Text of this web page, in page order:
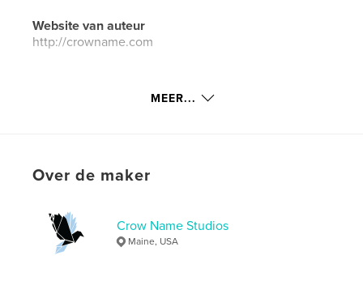
Website van auteur
http://crowname.com
kenmerken / functionaliteiten &
Projectoptie:US Letter, 22×28 cm
Datum publiceren:ok 12, 2020
TaalEnglish
MEER...
Over de maker
Crow Name Studios
Maine, USA